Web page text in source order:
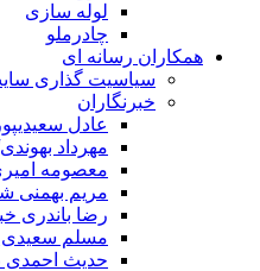
لوله سازی
چادرملو
همکاران رسانه ای
سیاسیت گذاری
خبرنگاران
عادل سعیدیپور
مهرداد
معصومه
مریم بهمنی
رضا باندری
مسلم سعیدی
حدیث احمدی